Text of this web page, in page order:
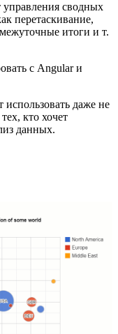
управления сводных
перетаскивание,
итоги и т.
с Angular и
даже не
кто хочет
данных.